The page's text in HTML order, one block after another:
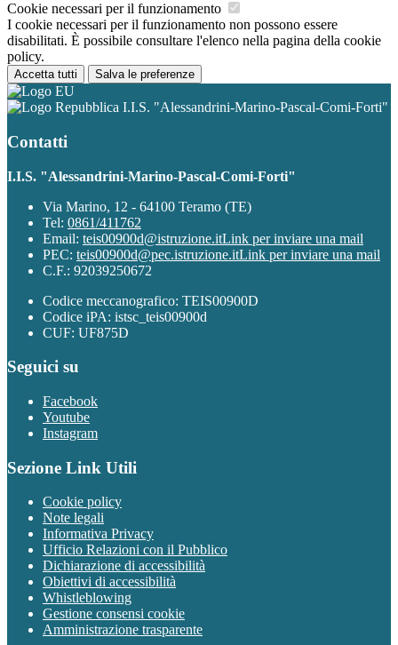
Cookie necessari per il funzionamento
I cookie necessari per il funzionamento non possono essere
disabilitati. È possibile consultare l'elenco nella pagina della cookie
policy.
Accetta tutti Salva le preferenze
I.I.S. "Alessandrini-Marino-Pascal-Comi-Forti"
Contatti
I.I.S. "Alessandrini-Marino-Pascal-Comi-Forti"
Via Marino, 12 - 64100 Teramo (TE)
Tel: 0861/411762
Email: teis00900d@istruzione.itLink per inviare una mail
PEC: teis00900d@pec.istruzione.itLink per inviare una mail
C.F.: 92039250672
Codice meccanografico: TEIS00900D
Codice iPA: istsc_teis00900d
CUF: UF875D
Seguici su
Facebook
Youtube
Instagram
Sezione Link Utili
Cookie policy
Note legali
Informativa Privacy
Ufficio Relazioni con il Pubblico
Dichiarazione di accessibilità
Obiettivi di accessibilità
Whistleblowing
Gestione consensi cookie
Amministrazione trasparente